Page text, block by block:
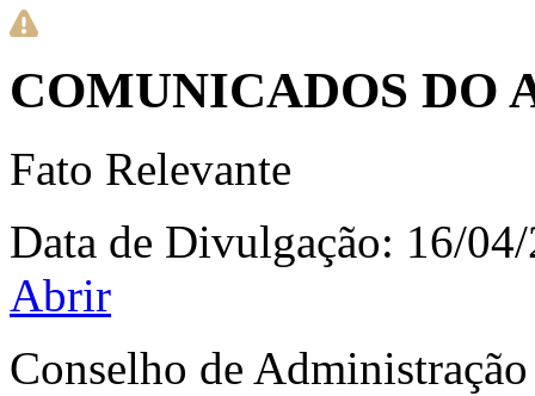
COMUNICADOS DO
Fato Relevante
Data de Divulgação: 16/
Abrir
Conselho de Administração